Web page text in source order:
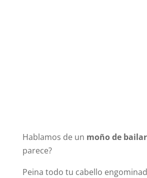
Hablamos de un moño de
parece?
Peina todo tu cabello